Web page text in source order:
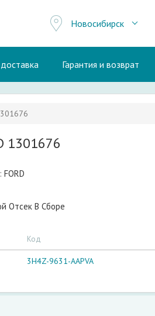
Новосибирск
Гарантия и возврат
1301676
FORD
Отсек В Сборе
Код
3H4Z-9631-AAPVA